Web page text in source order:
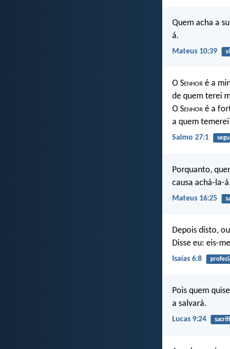
Quem acha a
á.
Mateus 10:39
O Senhor é a
de quem terei
O Senhor é a
a quem
Salmo 27:1
Porquanto,
causa achá-la-
Mateus 16:25
Depois disto,
Disse eu: eis-
Isaías 6:8
Pois quem
a salvará.
Lucas 9:24